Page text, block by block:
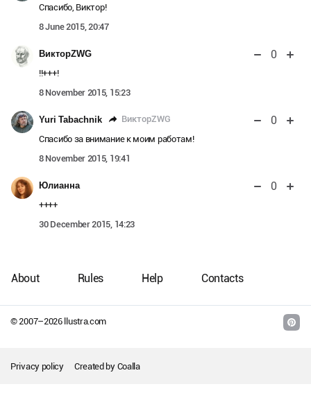
Спасибо, Виктор!
8 June 2015, 20:47
ВикторZWG 0
!!+++!
8 November 2015, 15:23
Yuri Tabachnik ВикторZWG 0
Спасибо за внимание к моим работам!
8 November 2015, 19:41
Юлианна 0
++++
30 December 2015, 14:23
© 2007–2026llustra.com
About Rules Help Contacts
Privacy policy Created by Coalla